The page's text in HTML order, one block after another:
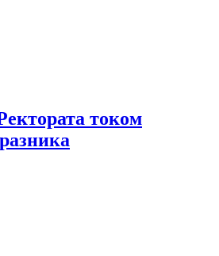
током